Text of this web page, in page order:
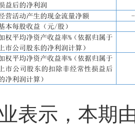
表示，本期